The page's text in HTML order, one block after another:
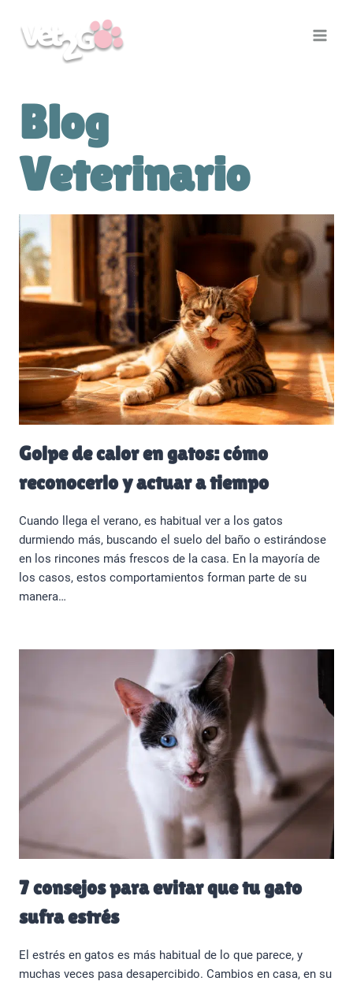
contenido
Blog
Veterinario
Golpe de calor en gatos: cómo
reconocerlo y actuar a tiempo
Cuando llega el verano, es habitual ver a los gatos
durmiendo más, buscando el suelo del baño o estirándose
en los rincones más frescos de la casa. En la mayoría de
los casos, estos comportamientos forman parte de su
manera…
7 consejos para evitar que tu gato
sufra estrés
El estrés en gatos es más habitual de lo que parece, y
muchas veces pasa desapercibido. Cambios en casa, en su